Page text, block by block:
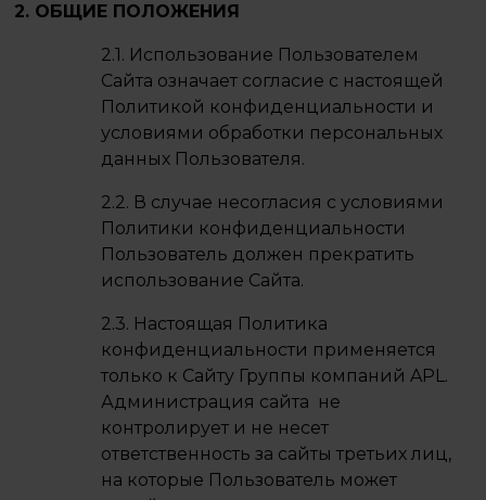
2. ОБЩИЕ ПОЛОЖЕНИЯ
2.1. Использование Пользователем
Сайта означает согласие с настоящей
Политикой конфиденциальности и
условиями обработки персональных
данных Пользователя.
2.2. В случае несогласия с условиями
Политики конфиденциальности
Пользователь должен прекратить
использование Сайта.
2.3. Настоящая Политика
конфиденциальности применяется
только к Сайту Группы компаний APL.
Администрация сайта не
контролирует и не несет
ответственность за сайты третьих лиц,
на которые Пользователь может